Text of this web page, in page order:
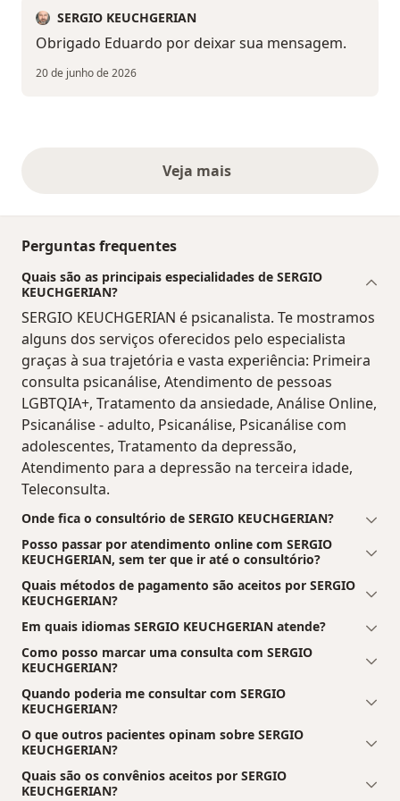
SERGIO KEUCHGERIAN
Obrigado Eduardo por deixar sua mensagem.
20 de junho de 2026
Veja maisopiniões acima
Perguntas frequentes
Quais são as principais especialidades de SERGIO
KEUCHGERIAN?
SERGIO KEUCHGERIAN é psicanalista. Te mostramos
alguns dos serviços oferecidos pelo especialista
graças à sua trajetória e vasta experiência: Primeira
consulta psicanálise, Atendimento de pessoas
LGBTQIA+, Tratamento da ansiedade, Análise Online,
Psicanálise - adulto, Psicanálise, Psicanálise com
adolescentes, Tratamento da depressão,
Atendimento para a depressão na terceira idade,
Teleconsulta.
Onde fica o consultório de SERGIO KEUCHGERIAN?
Posso passar por atendimento online com SERGIO
KEUCHGERIAN, sem ter que ir até o consultório?
Quais métodos de pagamento são aceitos por SERGIO
KEUCHGERIAN?
Em quais idiomas SERGIO KEUCHGERIAN atende?
Como posso marcar uma consulta com SERGIO
KEUCHGERIAN?
Quando poderia me consultar com SERGIO
KEUCHGERIAN?
O que outros pacientes opinam sobre SERGIO
KEUCHGERIAN?
Quais são os convênios aceitos por SERGIO
KEUCHGERIAN?